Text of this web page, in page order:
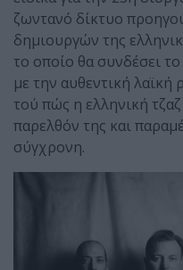
ζωντανό δίκτυο
δημιουργών της
το οποίο θα συνδέσει
με την αυθεντική λαϊκή
τού πώς η ελληνική
παρελθόν της και
σύγχρονη.